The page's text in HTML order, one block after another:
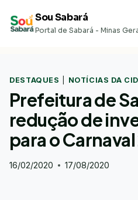
para
Sou Sabará
Portal de Sabará - Minas
DESTAQUES NOTÍCIAS DA
Prefeitura de
redução de
para o
16/02/2020 17/08/2020